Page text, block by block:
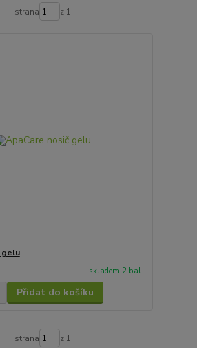
strana z 1
gelu
skladem 2 bal.
Přidat do košíku
strana z 1